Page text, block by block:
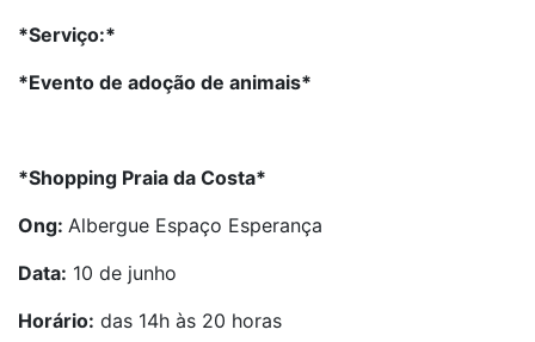
*Serviço:*
*Evento de adoção de animais*
*Shopping Praia da Costa*
Ong: Albergue Espaço Esperança
Data: 10 de junho
Horário: das 14h às 20 horas